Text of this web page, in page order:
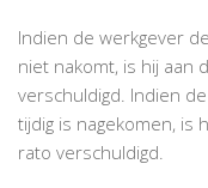
Indien de werkgever
niet nakomt, is hij aan
verschuldigd. Indien
tijdig is nagekomen, is
rato verschuldigd.